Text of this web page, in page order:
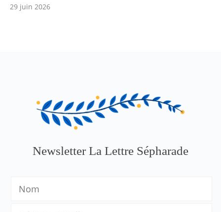
29 juin 2026
Newsletter La Lettre Sépharade